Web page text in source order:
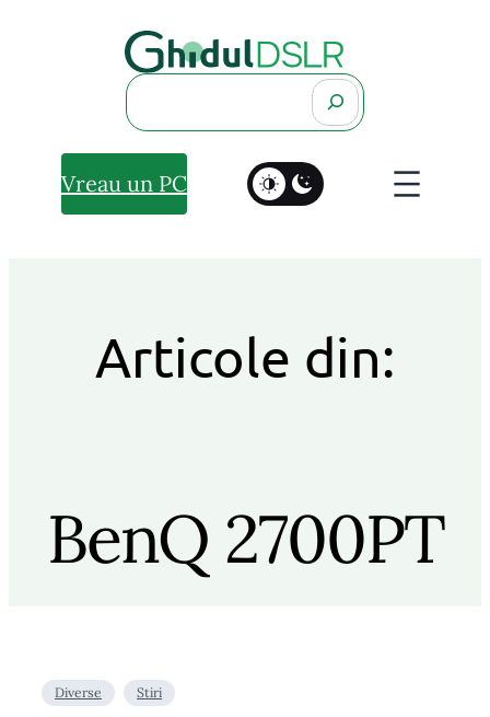
Search
Vreau un PC
Articole din:
BenQ 2700PT
Diverse Stiri